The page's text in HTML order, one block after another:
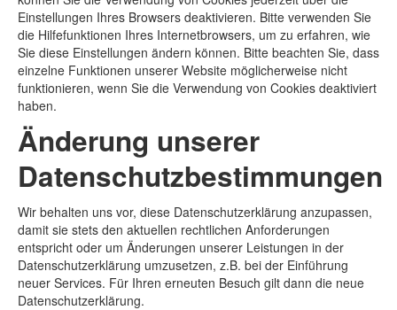
Einstellungen Ihres Browsers deaktivieren. Bitte verwenden Sie
die Hilfefunktionen Ihres Internetbrowsers, um zu erfahren, wie
Sie diese Einstellungen ändern können. Bitte beachten Sie, dass
einzelne Funktionen unserer Website möglicherweise nicht
funktionieren, wenn Sie die Verwendung von Cookies deaktiviert
haben.
Änderung unserer
Datenschutzbestimmungen
Wir behalten uns vor, diese Datenschutzerklärung anzupassen,
damit sie stets den aktuellen rechtlichen Anforderungen
entspricht oder um Änderungen unserer Leistungen in der
Datenschutzerklärung umzusetzen, z.B. bei der Einführung
neuer Services. Für Ihren erneuten Besuch gilt dann die neue
Datenschutzerklärung.